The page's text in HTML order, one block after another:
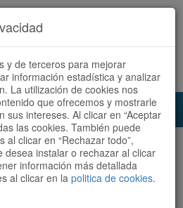
Español | Català
Ordenar por: Más recientes /
y de terceros para mejorar
información estadística y analizar
La utilización de cookies nos
que ofrecemos y mostrarle
sus intereses. Al clicar en “Aceptar
las cookies. También puede
al clicar en “Rechazar todo”,
desea instalar o rechazar al clicar
información más detallada
al clicar en la politica de cookies.